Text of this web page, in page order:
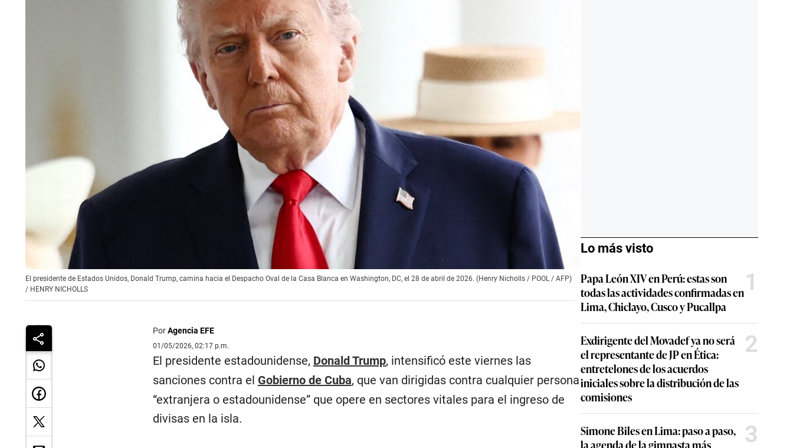
El presidente de Estados Unidos, Donald Trump, camina hacia el Despacho Oval de la Casa Blanca en Washington, DC, el 28 de abril de 2026. (Henry Nicholls / POOL / AFP)
/ HENRY NICHOLLS
PorAgencia EFE
01/05/2026, 02:17 p.m.
El presidente estadounidense, Donald Trump, intensificó este viernes las
sanciones contra el Gobierno de Cuba, que van dirigidas contra cualquier persona
“extranjera o estadounidense” que opere en sectores vitales para el ingreso de
divisas en la isla.
Lo más visto
Papa León XIV en Perú: estas son
todas las actividades confirmadas en
Lima, Chiclayo, Cusco y Pucallpa
1
Exdirigente del Movadef ya no será
el representante de JP en Ética:
entretelones de los acuerdos
iniciales sobre la distribución de las
comisiones
2
Simone Biles en Lima: paso a paso,
la agenda de la gimnasta más
3